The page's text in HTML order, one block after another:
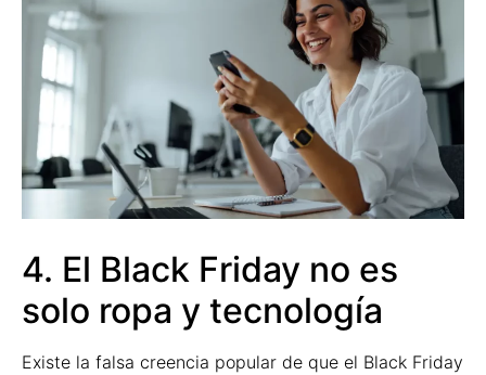
4. El Black Friday no es
solo ropa y tecnología
Existe la falsa creencia popular de que el Black Friday